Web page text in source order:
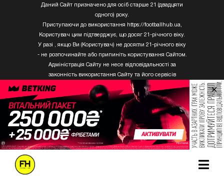
Даний Сайт призначено для осіб старше 21 (двадцяти
одного) року.
Приступаючи до використання https://footballhub.ua,
Користувач цим підтверджує, що досяг 21-річного віку.
У разі , якщо Ви (Користувач) не досягли 21-річного віку
- не розпочинайте або припиніть користування Сайтом.
Адміністрація Сайту не несе відповідальності за
законність використання Сайту та його сервісів
Користувачем, який не досяг 21-річного віку.
Твори Getty Images, що розміщені на сайті, не можуть
бути використані третіми особами без письмового
дозволу ТОВ «ГЛОБАЛ ІМІДЖЕС ЮКРЕЙН.
×